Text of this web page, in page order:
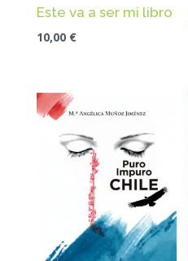
Este va a ser mi libro
10,00 €